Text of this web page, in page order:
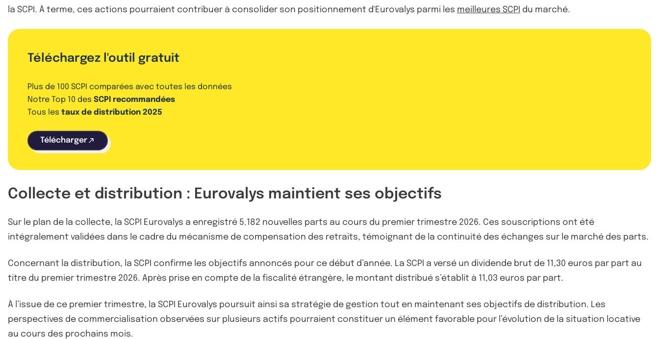
la SCPI. À terme, ces actions pourraient contribuer à consolider son positionnement d'Eurovalys parmi les meilleures SCPI du marché.
Téléchargez l'outil gratuit
Plus de 100 SCPI comparées avec toutes les données
Notre Top 10 des SCPI recommandées
Tous les taux de distribution 2025
Télécharger
Collecte et distribution : Eurovalys maintient ses objectifs
Sur le plan de la collecte, la SCPI Eurovalys a enregistré 5.182 nouvelles parts au cours du premier trimestre 2026. Ces souscriptions ont été
intégralement validées dans le cadre du mécanisme de compensation des retraits, témoignant de la continuité des échanges sur le marché des parts.
Concernant la distribution, la SCPI confirme les objectifs annoncés pour ce début d’année. La SCPI a versé un dividende brut de 11,30 euros par part au
titre du premier trimestre 2026. Après prise en compte de la fiscalité étrangère, le montant distribué s’établit à 11,03 euros par part.
À l’issue de ce premier trimestre, la SCPI Eurovalys poursuit ainsi sa stratégie de gestion tout en maintenant ses objectifs de distribution. Les
perspectives de commercialisation observées sur plusieurs actifs pourraient constituer un élément favorable pour l’évolution de la situation locative
au cours des prochains mois.